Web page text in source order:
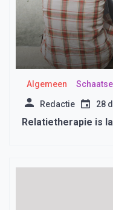
Algemeen
Redactie 28
Relatietherapie is